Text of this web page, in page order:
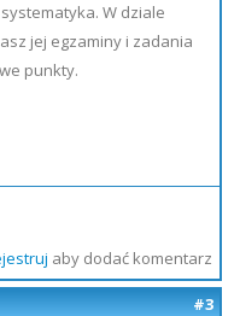
W dziale
jej egzaminy i zadania
punkty.
aby dodać komentarz
#3